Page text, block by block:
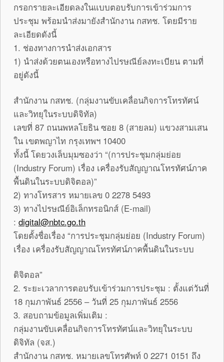
กรอกรายละเอียดลงในแบบตอบรับการเข้าร่วมการ
ประชุม พร้อมนำส่งมายังสำนักงาน กสทช. โดยมีราย
ละเอียดดังนี้
1. ช่องทางการนำส่งเอกสาร
1) นำส่งด้วยตนเองหรือทางไปรษณีย์ลงทะเบียน ตามที่
อยู่ดังนี้
สำนักงาน กสทช. (กลุ่มงานขับเคลื่อนกิจการโทรทัศน์
และวิทยุในระบบดิจิทัล)
เลขที่ 87 ถนนพหลโยธิน ซอย 8 (สายลม) แขวงสามเสน
ใน เขตพญาไท กรุงเทพฯ 10400
ทั้งนี้ โดยวงเล็บมุมซองว่า “(การประชุมกลุ่มย่อย
(Industry Forum) เรื่อง เครื่องรับสัญญาณโทรทัศน์ภาค
พื้นดินในระบบดิจิตอล)”
2) ทางโทรสาร หมายเลข 0 2278 5493
3) ทางไปรษณีย์อิเล็กทรอนิกส์ (E-mail)
: digital@nbtc.go.th
โดยตั้งชื่อเรื่อง “การประชุมกลุ่มย่อย (Industry Forum)
เรื่อง เครื่องรับสัญญาณโทรทัศน์ภาคพื้นดินในระบบ
ดิจิตอล”
2. ระยะเวลาการตอบรับเข้าร่วมการประชุม : ตั้งแต่วันที่
18 กุมภาพันธ์ 2556 – วันที่ 25 กุมภาพันธ์ 2556
3. สอบถามข้อมูลเพิ่มเติม :
กลุ่มงานขับเคลื่อนกิจการโทรทัศน์และวิทยุในระบบ
ดิจิทัล (จส.)
สำนักงาน กสทช. หมายเลขโทรศัพท์ 0 2271 0151 ถึง